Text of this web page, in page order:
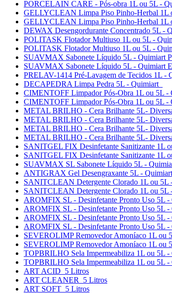
PORCELAIN CARE - Pós-obra 1L ou 5L -
GELLYCLEAN Limpa Piso Pinho-Herbal
GELLYCLEAN Limpa Piso Pinho-Herbal 1L
DEWAX Desengordurante Concentrado 5L -
POLITASK Flotador Multiuso 1L ou 5L -
POLITASK Flotador Multiuso 1L ou 5L -
SUAVMAX Sabonete Líquido 5L - Quimiart
SUAVMAX Sabonete Líquido 5L - Quimiart
PRELAV-1414 Pré-Lavagem de Tecidos 1L -
DECAPEDRA Limpa Pedra 5L - Quimiart
CIMENTOFF Limpador Pós-Obra 1L ou 5L
CIMENTOFF Limpador Pós-Obra 1L ou 5L
METAL BRILHO - Cera Brilhante 5L-
METAL BRILHO - Cera Brilhante 5L-
METAL BRILHO - Cera Brilhante 5L-
METAL BRILHO - Cera Brilhante 5L-
SANITGEL FIX Desinfetante Sanitizante 1L
SANITGEL FIX Desinfetante Sanitizante 1L
SUAVMAX SL Sabonete Líquido 5L -
ANTIGRAX Gel Desengraxante 5L - Quimiart
SANITCLEAN Detergente Clorado 1L ou
SANITCLEAN Detergente Clorado 1L ou
AROMFIX SL - Desinfetante Pronto Uso 5L -
AROMFIX SL - Desinfetante Pronto Uso 5L -
AROMFIX SL - Desinfetante Pronto Uso 5L -
AROMFIX SL - Desinfetante Pronto Uso 5L -
SEVEROLIMP Removedor Amoníaco 1L ou
SEVEROLIMP Removedor Amoníaco 1L ou
TOPBRILHO Sela Impermeabiliza 1L ou 5L
TOPBRILHO Sela Impermeabiliza 1L ou 5L
ART ACID 5 Litros
ART CLEANER 5 Litros
ART SOFT 5 Litros